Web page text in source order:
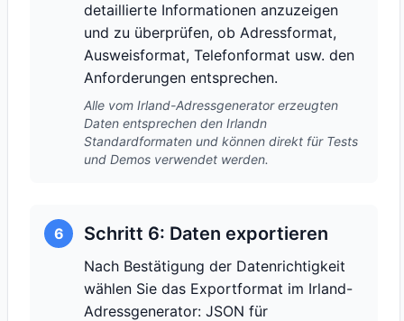
detaillierte Informationen anzuzeigen
und zu überprüfen, ob Adressformat,
Ausweisformat, Telefonformat usw. den
Anforderungen entsprechen.
Alle vom Irland-Adressgenerator erzeugten
Daten entsprechen den Irlandn
Standardformaten und können direkt für Tests
und Demos verwendet werden.
6 Schritt 6: Daten exportieren
Nach Bestätigung der Datenrichtigkeit
wählen Sie das Exportformat im Irland-
Adressgenerator: JSON für